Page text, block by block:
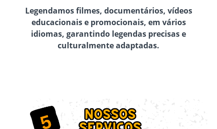
Legendamos filmes, documentários, vídeos
educacionais e promocionais, em vários
idiomas, garantindo legendas precisas e
culturalmente adaptadas.